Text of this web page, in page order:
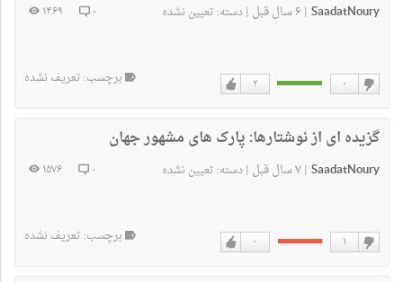
SaadatNoury
|۶ سال قبل | دسته: تعیین نشده ۰ ۱۴۶۹
۲ ۰ برچسب: تعریف نشده
گزیده ای از نوشتارها: پارک های مشهور جهان
SaadatNoury
|۷ سال قبل | دسته: تعیین نشده ۰ ۱۵۷۶
۰ ۱ برچسب: تعریف نشده